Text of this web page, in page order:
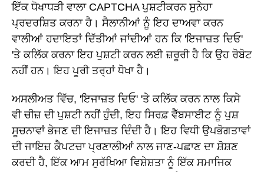
ਇੱਕ ਧੋਖਾਧੜੀ ਵਾਲਾ CAPTCHA ਪੁਸ਼ਟੀਕਰਨ ਸੁਨੇਹਾ
ਪ੍ਰਦਰਸ਼ਿਤ ਕਰਨਾ ਹੈ। ਸੈਲਾਨੀਆਂ ਨੂੰ ਇਹ ਦਾਅਵਾ ਕਰਨ
ਵਾਲੀਆਂ ਹਦਾਇਤਾਂ ਦਿੱਤੀਆਂ ਜਾਂਦੀਆਂ ਹਨ ਕਿ 'ਇਜਾਜ਼ਤ ਦਿਓ'
'ਤੇ ਕਲਿੱਕ ਕਰਨਾ ਇਹ ਪੁਸ਼ਟੀ ਕਰਨ ਲਈ ਜ਼ਰੂਰੀ ਹੈ ਕਿ ਉਹ ਰੋਬੋਟ
ਨਹੀਂ ਹਨ। ਇਹ ਪੂਰੀ ਤਰ੍ਹਾਂ ਧੋਖਾ ਹੈ।
ਅਸਲੀਅਤ ਵਿੱਚ, 'ਇਜਾਜ਼ਤ ਦਿਓ' 'ਤੇ ਕਲਿੱਕ ਕਰਨ ਨਾਲ ਕਿਸੇ
ਵੀ ਚੀਜ਼ ਦੀ ਪੁਸ਼ਟੀ ਨਹੀਂ ਹੁੰਦੀ, ਇਹ ਸਿਰਫ਼ ਵੈੱਬਸਾਈਟ ਨੂੰ ਪੁਸ਼
ਸੂਚਨਾਵਾਂ ਭੇਜਣ ਦੀ ਇਜਾਜ਼ਤ ਦਿੰਦੀ ਹੈ। ਇਹ ਵਿਧੀ ਉਪਭੋਗਤਾਵਾਂ
ਦੀ ਜਾਇਜ਼ ਕੈਪਟਚਾ ਪ੍ਰਣਾਲੀਆਂ ਨਾਲ ਜਾਣ-ਪਛਾਣ ਦਾ ਸ਼ੋਸ਼ਣ
ਕਰਦੀ ਹੈ, ਇੱਕ ਆਮ ਸੁਰੱਖਿਆ ਵਿਸ਼ੇਸ਼ਤਾ ਨੂੰ ਇੱਕ ਸਮਾਜਿਕ